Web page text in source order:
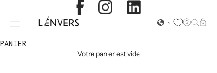
L'ENVERS
Ouvrir le menu de navigation Page
PANIER
Votre panier est vide